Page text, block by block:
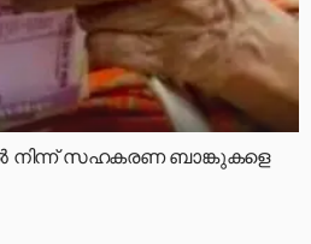
നിന്ന് സഹകരണ ബാങ്കുകളെ